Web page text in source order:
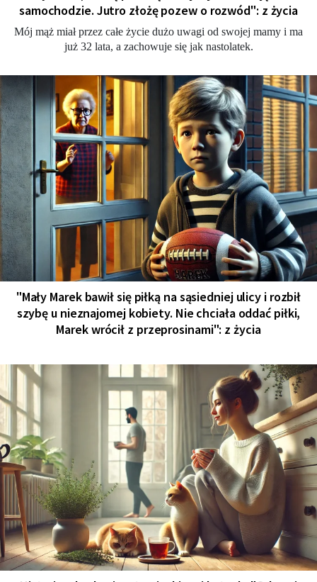
samochodzie. Jutro złożę pozew o rozwód": z życia
Mój mąż miał przez całe życie dużo uwagi od swojej mamy i ma
już 32 lata, a zachowuje się jak nastolatek.
"Mały Marek bawił się piłką na sąsiedniej ulicy i rozbił
szybę u nieznajomej kobiety. Nie chciała oddać piłki,
Marek wrócił z przeprosinami": z życia